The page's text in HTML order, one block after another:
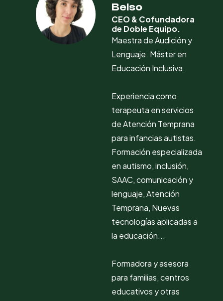
Belso
CEO & Cofundadora
de Doble Equipo.
Maestra de Audición y
Lenguaje. Máster en
Educación Inclusiva.
Experiencia como
terapeuta en servicios
de Atención Temprana
para infancias autistas.
Formación especializada
en autismo, inclusión,
SAAC, comunicación y
lenguaje, Atención
Temprana, Nuevas
tecnologías aplicadas a
la educación...
Formadora y asesora
para familias, centros
educativos y otras